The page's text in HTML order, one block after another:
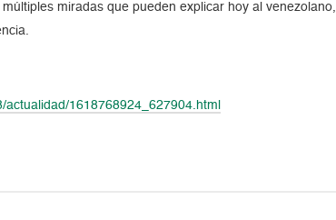
miradas que pueden explicar hoy al
1618768924_627904.html